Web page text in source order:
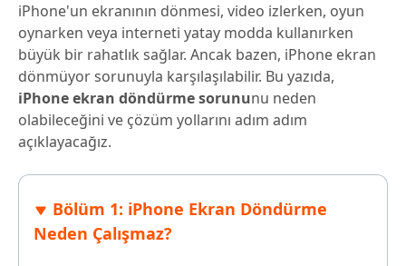
iAnyGo
iPhone'un ekranının dönmesi, video izlerken, oyun
oynarken veya interneti yatay modda kullanırken
büyük bir rahatlık sağlar. Ancak bazen, iPhone ekran
dönmüyor sorunuyla karşılaşılabilir. Bu yazıda,
iPhone ekran döndürme sorununu neden
olabileceğini ve çözüm yollarını adım adım
açıklayacağız.
Bölüm 1: iPhone Ekran Döndürme
Neden Çalışmaz?